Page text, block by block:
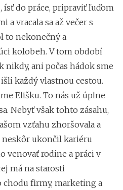
ísť do práce, pripraviť ľuďom
a vracala sa až večer s
to nekonečný a
kolobeh. V tom období
nikdy, ani počas hádok sme
každý vlastnou cestou.
Elišku. To nás už úplne
Nebyť však tohto zásahu,
vzťahu zhoršovala a
neskôr ukončil kariéru
venovať rodine a práci v
má na starosti
chodu firmy, marketing a